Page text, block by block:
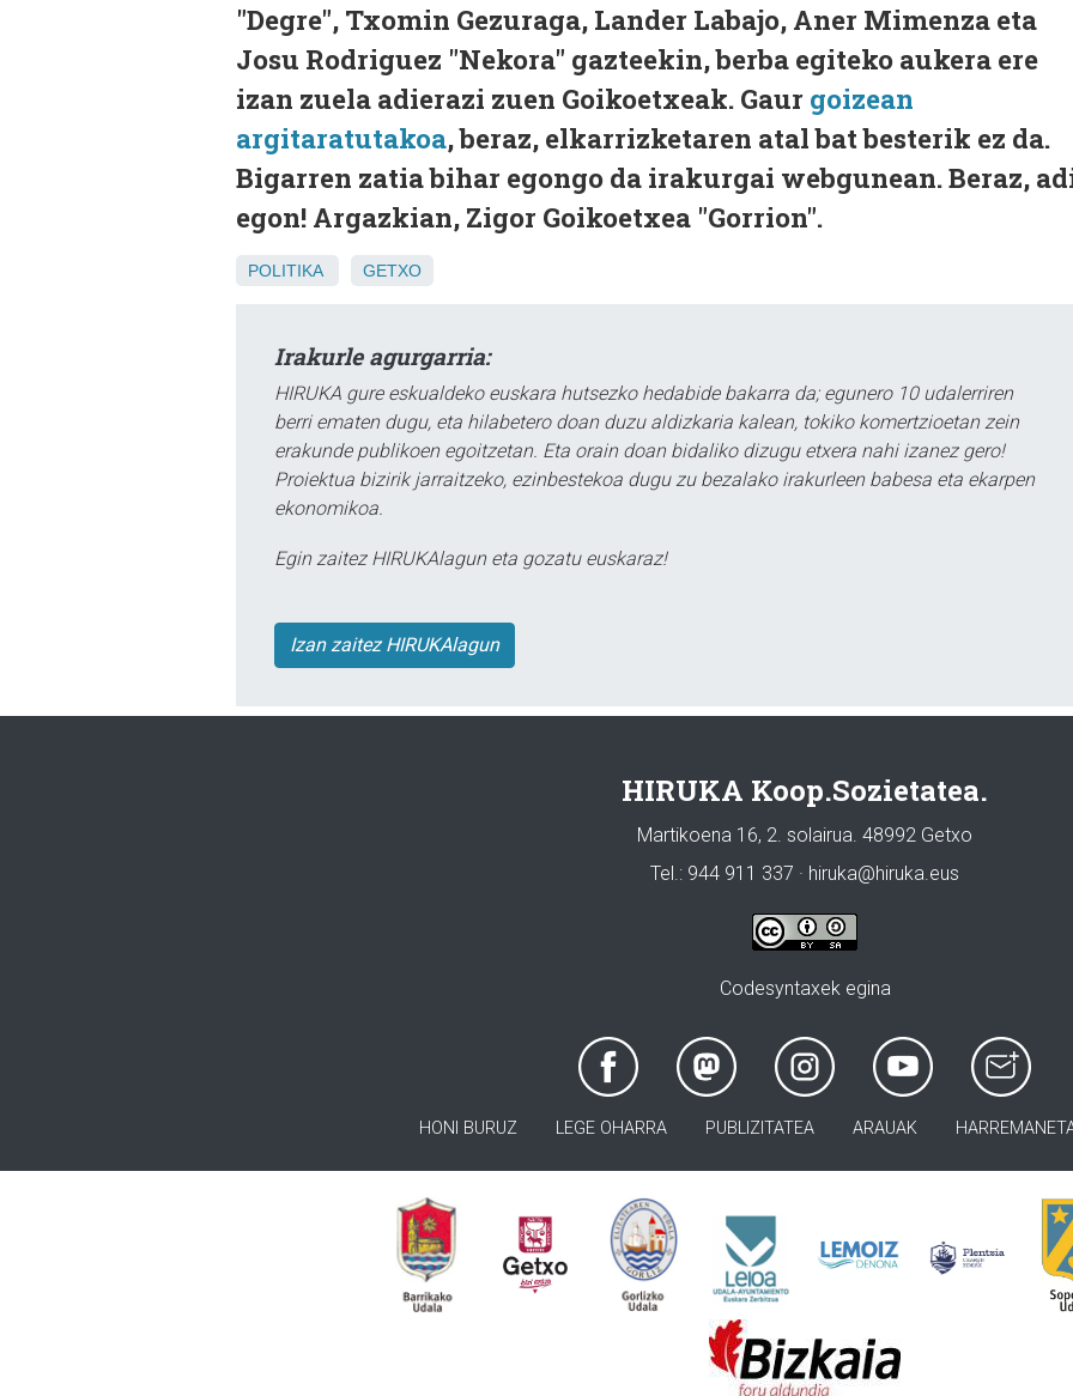
"Degre", Txomin Gezuraga, Lander Labajo, Aner Mimenza eta
Josu Rodriguez "Nekora" gazteekin, berba egiteko aukera ere
izan zuela adierazi zuen Goikoetxeak. Gaur goizean
argitaratutakoa, beraz, elkarrizketaren atal bat besterik ez da.
Bigarren zatia bihar egongo da irakurgai webgunean. Beraz,
egon! Argazkian, Zigor Goikoetxea "Gorrion".
POLITIKA GETXO
Irakurle agurgarria:
HIRUKA gure eskualdeko euskara hutsezko hedabide bakarra da; egunero 10 udalerriren
berri ematen dugu, eta hilabetero doan duzu aldizkaria kalean, tokiko komertzioetan zein
erakunde publikoen egoitzetan. Eta orain doan bidaliko dizugu etxera nahi izanez gero!
Proiektua bizirik jarraitzeko, ezinbestekoa dugu zu bezalako irakurleen babesa eta ekarpen
ekonomikoa.
Egin zaitez HIRUKAlagun eta gozatu euskaraz!
Izan zaitez HIRUKAlagun
HIRUKA Koop.Sozietatea.
Martikoena 16, 2. solairua. 48992 Getxo
Tel.: 944 911 337 · hiruka@hiruka.eus
Codesyntaxek egina
HONI BURUZ LEGE OHARRA PUBLIZITATEA ARAUAK